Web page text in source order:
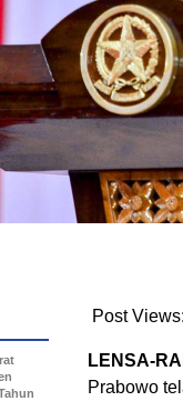
Post Views:
LENSA-
Prabowo